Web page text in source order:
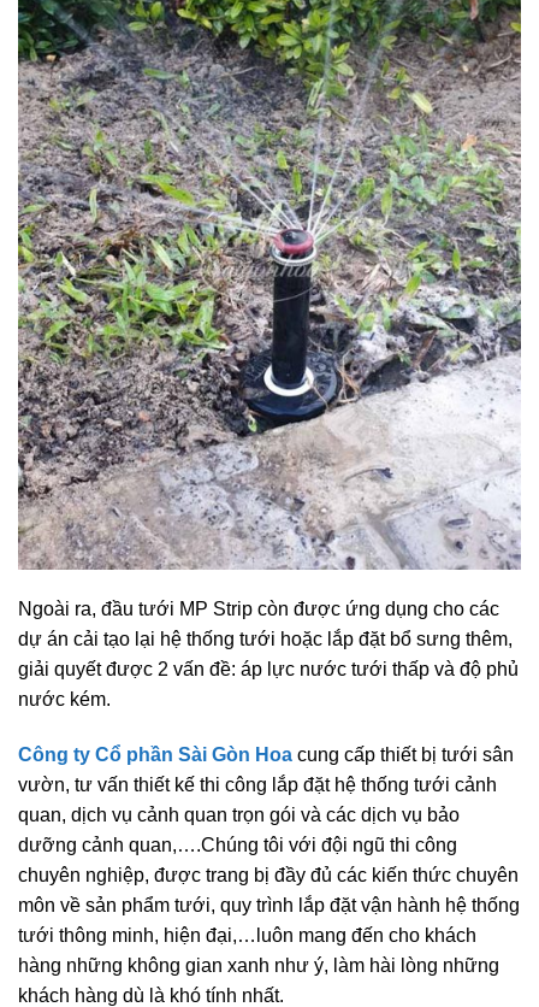
Ngoài ra, đầu tưới MP Strip còn được ứng dụng cho các
dự án cải tạo lại hệ thống tưới hoặc lắp đặt bổ sưng thêm,
giải quyết được 2 vấn đề: áp lực nước tưới thấp và độ phủ
nước kém.
Công ty Cổ phần Sài Gòn Hoa cung cấp thiết bị tưới sân
vườn, tư vấn thiết kế thi công lắp đặt hệ thống tưới cảnh
quan, dịch vụ cảnh quan trọn gói và các dịch vụ bảo
dưỡng cảnh quan,….Chúng tôi với đội ngũ thi công
chuyên nghiệp, được trang bị đầy đủ các kiến thức chuyên
môn về sản phẩm tưới, quy trình lắp đặt vận hành hệ thống
tưới thông minh, hiện đại,…luôn mang đến cho khách
hàng những không gian xanh như ý, làm hài lòng những
khách hàng dù là khó tính nhất.